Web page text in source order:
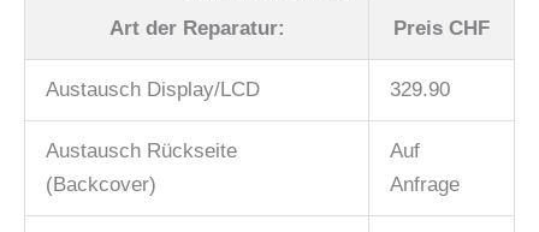
Art der Reparatur: Preis CHF
Austausch Display/LCD 329.90
Austausch Rückseite
(Backcover)
Auf
Anfrage